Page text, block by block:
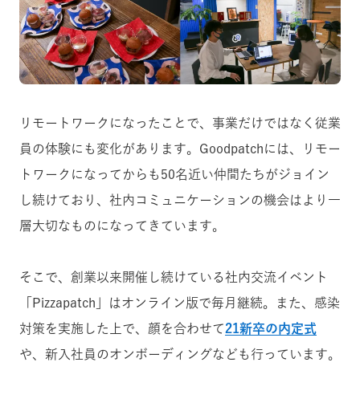
リモートワークになったことで、事業だけではなく従業
員の体験にも変化があります。Goodpatchには、リモー
トワークになってからも50名近い仲間たちがジョイン
し続けており、社内コミュニケーションの機会はより一
層大切なものになってきています。
そこで、創業以来開催し続けている社内交流イベント
「Pizzapatch」はオンライン版で毎月継続。また、感染
対策を実施した上で、顔を合わせて21新卒の内定式
や、新入社員のオンボーディングなども行っています。